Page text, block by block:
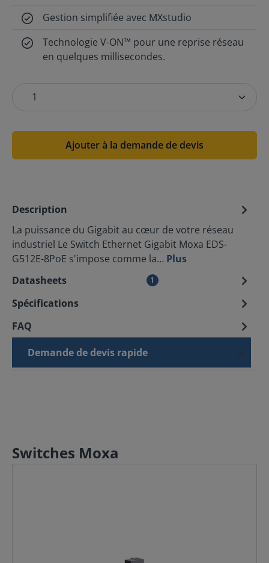
Gestion simplifiée avec MXstudio
Technologie V-ON™ pour une reprise réseau
en quelques millisecondes.
Ajouter à la demande de devis
Description
La puissance du Gigabit au cœur de votre réseau
industriel Le Switch Ethernet Gigabit Moxa EDS-
G512E-8PoE s'impose comme la… Plus
Datasheets
1
Spécifications
FAQ
Demande de devis rapide
Switches Moxa